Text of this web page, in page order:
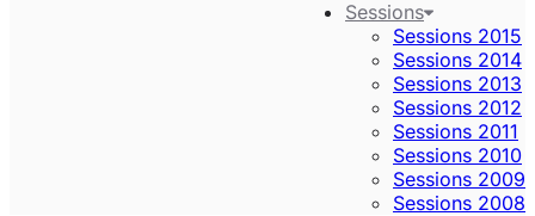
Sessions
Sessions 2015
Sessions 2014
Sessions 2013
Sessions 2012
Sessions 2011
Sessions 2010
Sessions 2009
Sessions 2008